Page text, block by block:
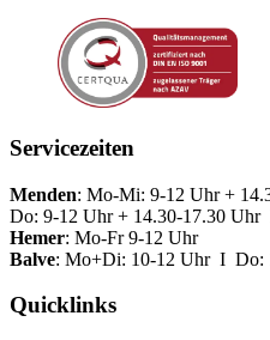
Servicezeiten
Menden: Mo-Mi: 9-12 Uhr +
Do: 9-12 Uhr + 14.30-17.30
Hemer: Mo-Fr 9-12 Uhr
Balve: Mo+Di: 10-12 Uhr I Do:
Quicklinks